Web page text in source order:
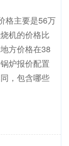
格主要是56万
机的价格比
方价格在38
炉报价配置
，包含哪些